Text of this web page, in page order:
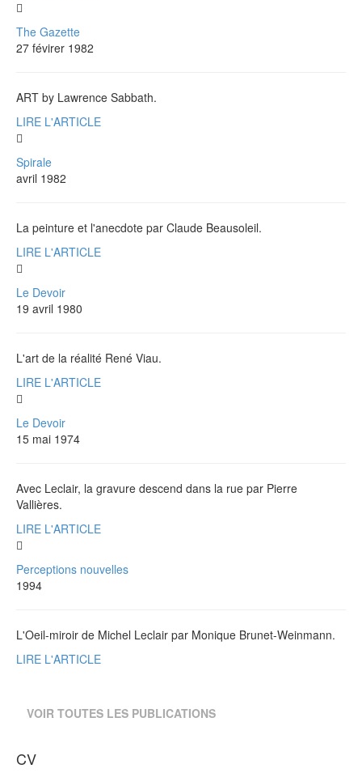
The Gazette
27 févirer 1982
ART by Lawrence Sabbath.
LIRE L'ARTICLE
Spirale
avril 1982
La peinture et l'anecdote par Claude Beausoleil.
LIRE L'ARTICLE
Le Devoir
19 avril 1980
L'art de la réalité René Viau.
LIRE L'ARTICLE
Le Devoir
15 mai 1974
Avec Leclair, la gravure descend dans la rue par Pierre
Vallières.
LIRE L'ARTICLE
Perceptions nouvelles
1994
L'Oeil-miroir de Michel Leclair par Monique Brunet-Weinmann.
LIRE L'ARTICLE
VOIR TOUTES LES PUBLICATIONS
CV